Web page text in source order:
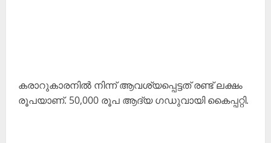
കരാറുകാരനില്‍ നിന്ന് ആവശ്യപ്പെട്ടത് രണ്ട് ലക്ഷം
രൂപയാണ്. 50,000 രൂപ ആദ്യ ഗഡുവായി കൈപ്പറ്റി.